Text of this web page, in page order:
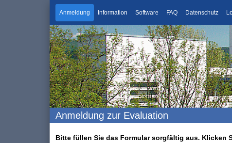
Anmeldung Information Software FAQ Datenschutz
Anmeldung zur Evaluation
Bitte füllen Sie das Formular sorgfältig aus. Klicken